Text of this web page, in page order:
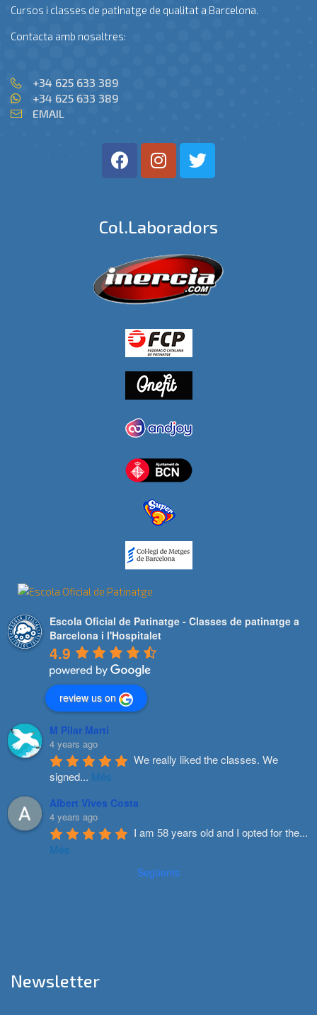
Cursos i classes de patinatge de qualitat a Barcelona.
Contacta amb nosaltres:
+34 625 633 389
+34 625 633 389
EMAIL
Col.laboradors
Escola Oficial de Patinatge - Classes de patinatge a
Barcelona i l'Hospitalet
4.9
review us on
M Pilar Marti
4 years ago
We really liked the classes. We
signed... Més
Albert Vives Costa
4 years ago
I am 58 years old and I opted for the...
Més
Següents
Newsletter